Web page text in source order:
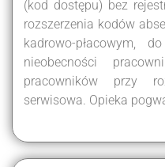
(kod dostępu) bez
rozszerzenia kodów
kadrowo-płacowym,
nieobecności
pracowników przy
serwisowa. Opieka